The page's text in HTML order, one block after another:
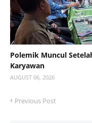
Polemik Muncul
Karyawan
AUGUST 06, 2026
Previous Post